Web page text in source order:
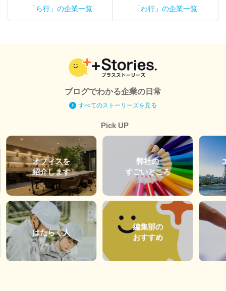
「ら行」の企業一覧 「わ行」の企業一覧
ブログでわかる企業の日常
すべてのストーリーズを見る
Pick UP
オフィスを
紹介します
はたらく人
弊社の
すごいところ
編集部の
おすすめ